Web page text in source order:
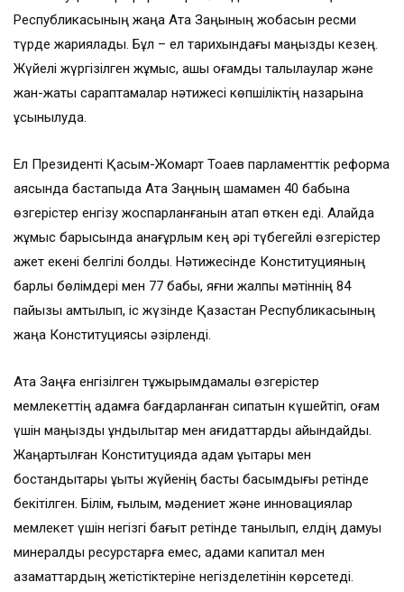
Республикасының жаңа Ата Заңының жобасын ресми
түрде жариялады. Бұл – ел тарихындағы маңызды кезең.
Жүйелі жүргізілген жұмыс, ашық қоғамдық талқылаулар және
жан-жақты сараптамалар нәтижесі көпшіліктің назарына
ұсынылуда.
Ел Президенті Қасым-Жомарт Тоқаев парламенттік реформа
аясында бастапқыда Ата Заңның шамамен 40 бабына
өзгерістер енгізу жоспарланғанын атап өткен еді. Алайда
жұмыс барысында анағұрлым кең әрі түбегейлі өзгерістер
қажет екені белгілі болды. Нәтижесінде Конституцияның
барлық бөлімдері мен 77 бабы, яғни жалпы мәтіннің 84
пайызы қамтылып, іс жүзінде Қазақстан Республикасының
жаңа Конституциясы әзірленді.
Ата Заңға енгізілген тұжырымдамалық өзгерістер
мемлекеттің адамға бағдарланған сипатын күшейтіп, қоғам
үшін маңызды құндылықтар мен қағидаттарды айқындайды.
Жаңартылған Конституцияда адам құқықтары мен
бостандықтары құқықтық жүйенің басты басымдығы ретінде
бекітілген. Білім, ғылым, мәдениет және инновациялар
мемлекет үшін негізгі бағыт ретінде танылып, елдің дамуы
минералды ресурстарға емес, адами капитал мен
азаматтардың жетістіктеріне негізделетінін көрсетеді.